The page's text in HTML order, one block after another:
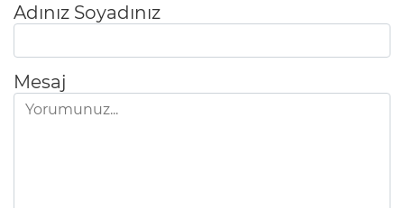
Adınız Soyadınız
Mesaj